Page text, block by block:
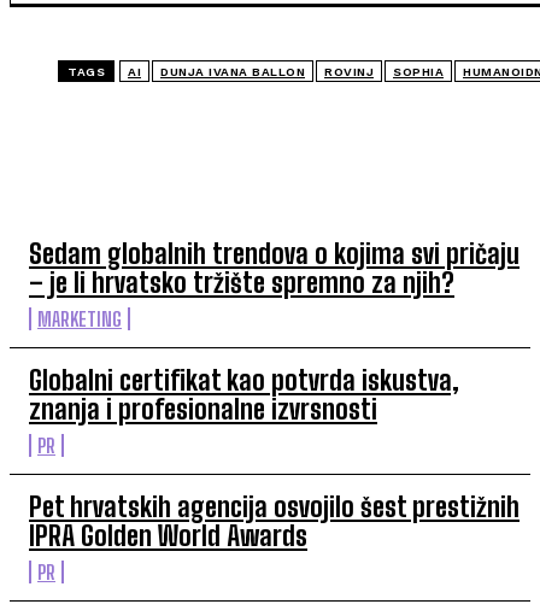
TAGS AI DUNJA IVANA BALLON ROVINJ SOPHIA
Sedam globalnih trendova o kojima svi pričaju
– je li hrvatsko tržište spremno za njih?
MARKETING
Globalni certifikat kao potvrda iskustva,
znanja i profesionalne izvrsnosti
PR
Pet hrvatskih agencija osvojilo šest prestižnih
IPRA Golden World Awards
PR